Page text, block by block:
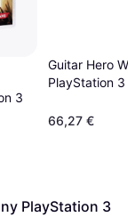
3
Guitar Hero
PlayStation 3
66,27 €
PlayStation 3